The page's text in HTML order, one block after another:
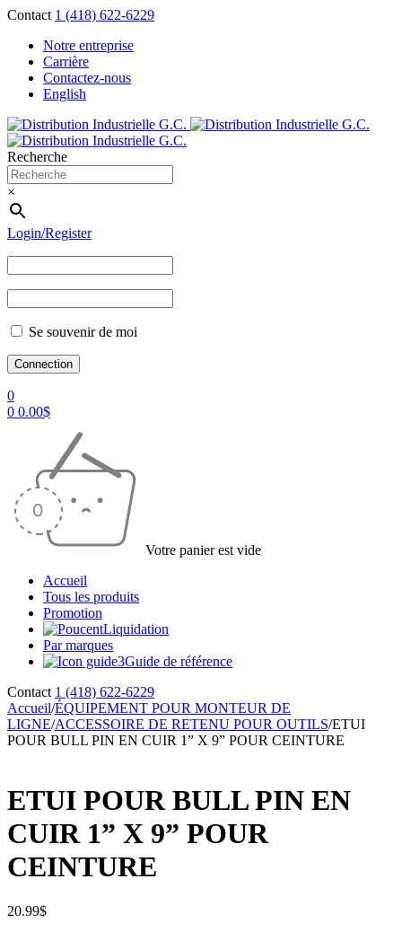
Contact 1 (418) 622-6229
Notre entreprise
Carrière
Contactez-nous
English
Recherche
×
Login/Register
Se souvenir de moi
0
0 0.00$
Votre panier est vide
Accueil
Tous les produits
Promotion
Liquidation
Par marques
Guide de référence
Contact 1 (418) 622-6229
Accueil/ÉQUIPEMENT POUR MONTEUR DE
LIGNE/ACCESSOIRE DE RETENU POUR OUTILS/ETUI
POUR BULL PIN EN CUIR 1” X 9” POUR CEINTURE
ETUI POUR BULL PIN EN
CUIR 1” X 9” POUR
CEINTURE
20.99$